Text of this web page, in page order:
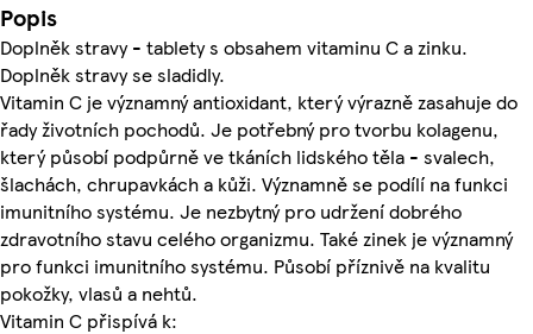
Popis
Doplněk stravy - tablety s obsahem vitaminu C a zinku.
Doplněk stravy se sladidly.
Vitamin C je významný antioxidant, který výrazně zasahuje do
řady životních pochodů. Je potřebný pro tvorbu kolagenu,
který působí podpůrně ve tkáních lidského těla - svalech,
šlachách, chrupavkách a kůži. Významně se podílí na funkci
imunitního systému. Je nezbytný pro udržení dobrého
zdravotního stavu celého organizmu. Také zinek je významný
pro funkci imunitního systému. Působí příznivě na kvalitu
pokožky, vlasů a nehtů.
Vitamin C přispívá k: